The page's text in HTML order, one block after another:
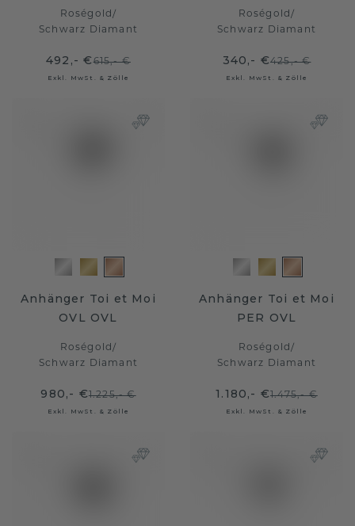
Roségold/
Schwarz Diamant
492,- €615,- €
Exkl. MwSt. & Zölle
Roségold/
Schwarz Diamant
340,- €425,- €
Exkl. MwSt. & Zölle
Anhänger Toi et Moi
OVL OVL
Roségold/
Schwarz Diamant
980,- €1.225,- €
Exkl. MwSt. & Zölle
Anhänger Toi et Moi
PER OVL
Roségold/
Schwarz Diamant
1.180,- €1.475,- €
Exkl. MwSt. & Zölle